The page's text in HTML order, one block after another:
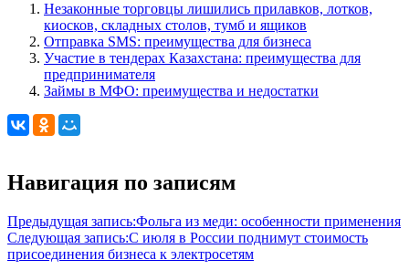
Незаконные торговцы лишились прилавков, лотков,
киосков, складных столов, тумб и ящиков
Отправка SMS: преимущества для бизнеса
Участие в тендерах Казахстана: преимущества для
предпринимателя
Займы в МФО: преимущества и недостатки
Навигация по записям
Предыдущая запись:Фольга из меди: особенности применения
Следующая запись:С июля в России поднимут стоимость
присоединения бизнеса к электросетям